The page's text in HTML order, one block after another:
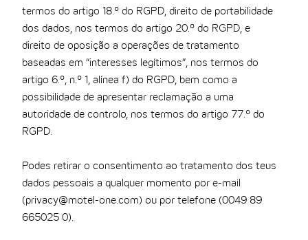
termos do artigo 18.º do RGPD, direito de portabilidade
dos dados, nos termos do artigo 20.º do RGPD, e
direito de oposição a operações de tratamento
baseadas em “interesses legítimos”, nos termos do
artigo 6.º, n.º 1, alínea f) do RGPD, bem como a
possibilidade de apresentar reclamação a uma
autoridade de controlo, nos termos do artigo 77.º do
RGPD.
Podes retirar o consentimento ao tratamento dos teus
dados pessoais a qualquer momento por e-mail
(privacy@motel-one.com) ou por telefone (0049 89
665025 0).